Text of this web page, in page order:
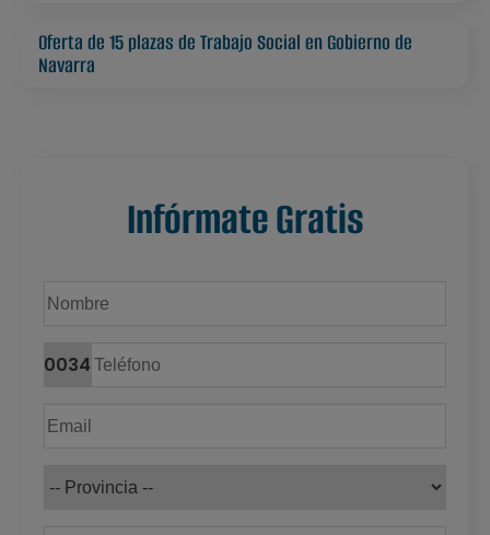
Oferta de 15 plazas de Trabajo Social en Gobierno de
Navarra
Infórmate Gratis
0034